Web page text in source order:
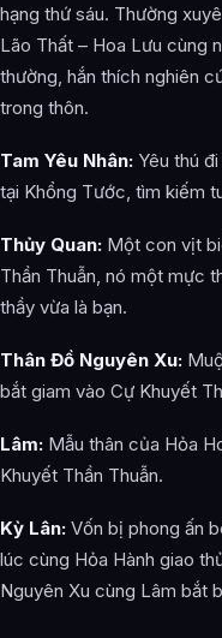
hạng thứ sáu. Thường
Lão Thất – Hoa Lưu cùng
thường, hắn thích nghiên
trong thôn.
Tam Yêu Nhân: Yêu thú
tại Khổng Tước, tìm kiếm
Thủy Quan: Một con vịt
Thần Thuẫn, nó một mực
thầy vừa là bạn.
Thân Đồ Nguyên Xu:
bắt giam vào Cự Khuyết
Lâm: Mẫu thân của Hỏa
Khuyết Thần Thuẫn.
Kỳ Lân: Vốn bị phong ấn
lúc cùng Hỏa Hành giao
Nguyên Xu cùng Lâm bắt